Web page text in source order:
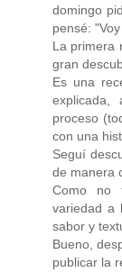
domingo
pensé:
La primera
gran
Es una
proceso
con una
Seguí
de manera
Como no
variedad a
sabor y
Bueno,
publicar la